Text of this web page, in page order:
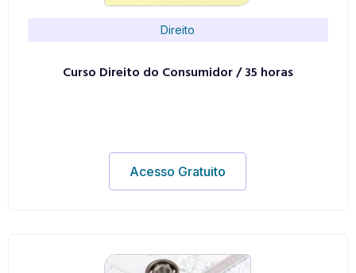
Direito
Curso Direito do Consumidor / 35 horas
Acesso Gratuito